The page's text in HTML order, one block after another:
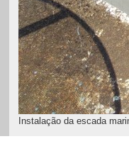
Instalação da escada